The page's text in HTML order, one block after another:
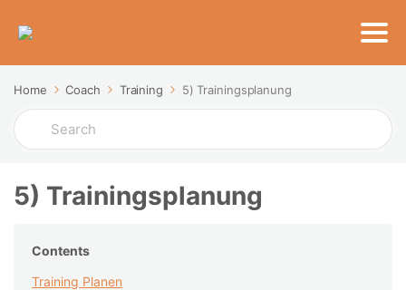
Home Coach Training 5) Trainingsplanung
Search
For
5) Trainingsplanung
Contents
Training Planen